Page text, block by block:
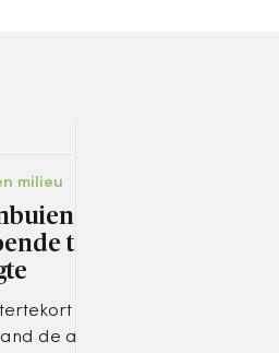
milieu
niet
tegen
waar
de afgelopen